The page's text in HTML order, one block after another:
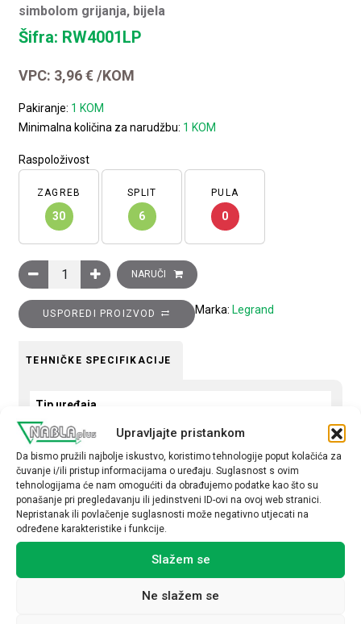
Upravljajte pristankom
Da bismo pružili najbolje iskustvo, koristimo tehnologije poput kolačića za
čuvanje i/ili pristup informacijama o uređaju. Suglasnost s ovim
tehnologijama će nam omogućiti da obrađujemo podatke kao što su
ponašanje pri pregledavanju ili jedinstveni ID-ovi na ovoj web stranici.
Nepristanak ili povlačenje suglasnosti može negativno utjecati na
određene karakteristike i funkcije.
Slažem se
Ne slažem se
simbolom grijanja, bijela
Šifra: RW4001LP
VPC: 3,96€ /KOM
Pakiranje: 1 KOM
Minimalna količina za narudžbu: 1 KOM
Raspoloživost
ZAGREB
30
SPLIT
6
PULA
0
Sklopka Clasia, 16A, 1 modul, s LED lampicom i simbolom
NARUČI
USPOREDI PROIZVOD Marka: Legrand
TEHNIČKE SPECIFIKACIJE
Tip uređaja
Sklopka
Tip
obična
Povezani proizvodi